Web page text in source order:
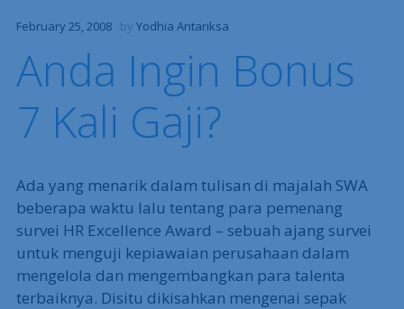
February 25, 2008 by Yodhia Antariksa
Anda Ingin Bonus
7 Kali Gaji?
Ada yang menarik dalam tulisan di majalah SWA
beberapa waktu lalu tentang para pemenang
survei HR Excellence Award – sebuah ajang survei
untuk menguji kepiawaian perusahaan dalam
mengelola dan mengembangkan para talenta
terbaiknya. Disitu dikisahkan mengenai sepak